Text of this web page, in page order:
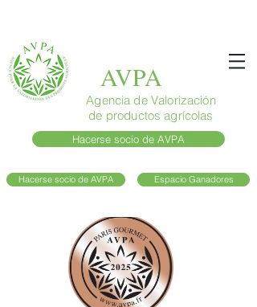
AVPA
Agencia de Valorización
de productos agrícolas
Hacerse socio de AVPA
Hacerse socio de AVPA Espacio Ganadores